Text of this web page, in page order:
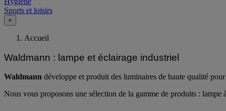
Sports et loisirs
×
Accueil
Waldmann : lampe et éclairage industriel
Waldmann développe et produit des luminaires de haute qualité
Nous vous proposons une sélection de la gamme de produits :